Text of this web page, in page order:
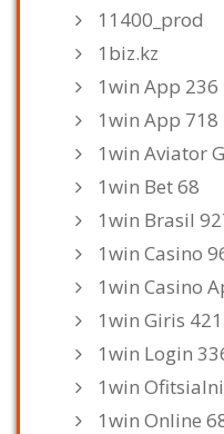
11400_prod
1biz.kz
1win App 236
1win App 718
1win Aviator
1win Bet 68
1win Brasil
1win Casino
1win Casino
1win Giris 421
1win Login
1win
1win Online